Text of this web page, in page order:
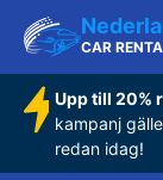
CAR
Upp till 20%
kampanj
redan idag!